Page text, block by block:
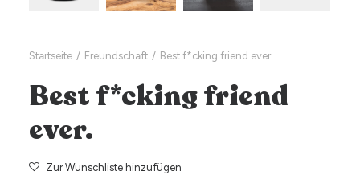
Startseite Freundschaft Best f*cking friend ever.
Best f*cking friend
ever.
Zur Wunschliste hinzufügen